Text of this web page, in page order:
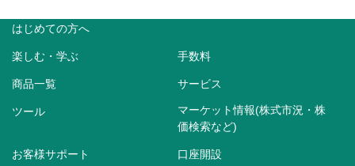
はじめての方へ
楽しむ・学ぶ 手数料
商品一覧 サービス
ツール
マーケット情報(株式市況・株
価検索など)
お客様サポート 口座開設